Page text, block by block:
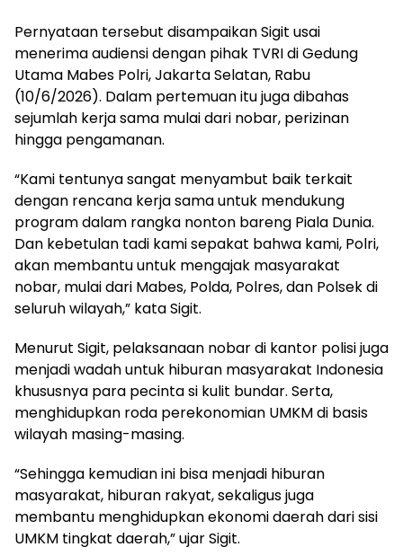
Pernyataan tersebut disampaikan Sigit usai
menerima audiensi dengan pihak TVRI di Gedung
Utama Mabes Polri, Jakarta Selatan, Rabu
(10/6/2026). Dalam pertemuan itu juga dibahas
sejumlah kerja sama mulai dari nobar, perizinan
hingga pengamanan.
“Kami tentunya sangat menyambut baik terkait
dengan rencana kerja sama untuk mendukung
program dalam rangka nonton bareng Piala Dunia.
Dan kebetulan tadi kami sepakat bahwa kami, Polri,
akan membantu untuk mengajak masyarakat
nobar, mulai dari Mabes, Polda, Polres, dan Polsek di
seluruh wilayah,” kata Sigit.
Menurut Sigit, pelaksanaan nobar di kantor polisi juga
menjadi wadah untuk hiburan masyarakat Indonesia
khususnya para pecinta si kulit bundar. Serta,
menghidupkan roda perekonomian UMKM di basis
wilayah masing-masing.
“Sehingga kemudian ini bisa menjadi hiburan
masyarakat, hiburan rakyat, sekaligus juga
membantu menghidupkan ekonomi daerah dari sisi
UMKM tingkat daerah,” ujar Sigit.